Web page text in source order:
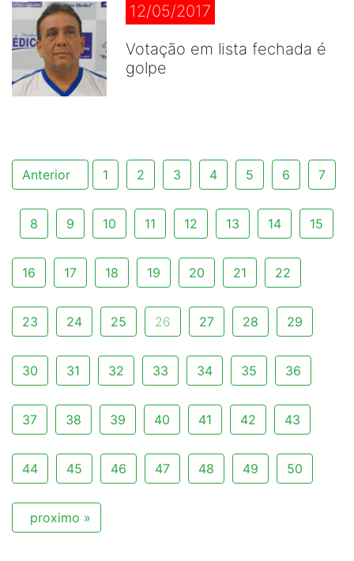
12/05/2017
Votação em lista fechada é
golpe
Anterior 1 2 3 4 5 6 7
8 9 10 11 12 13 14 15
16 17 18 19 20 21 22
23 24 25 26 27 28 29
30 31 32 33 34 35 36
37 38 39 40 41 42 43
44 45 46 47 48 49 50
proximo »